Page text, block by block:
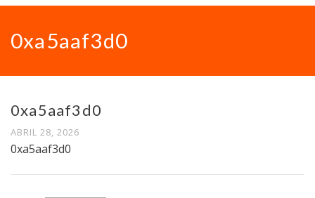
0xa5aaf3d0
0xa5aaf3d0
ABRIL 28, 2026
0xa5aaf3d0